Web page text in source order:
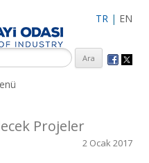
TR | EN
uzman çalışanları ile İzmit
ve İMES OSB’deki ofisleri ile
Projeler
2 Ocak 2017